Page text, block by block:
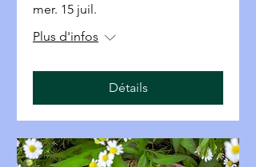
mer. 15 juil.
Plus d'infos
Détails